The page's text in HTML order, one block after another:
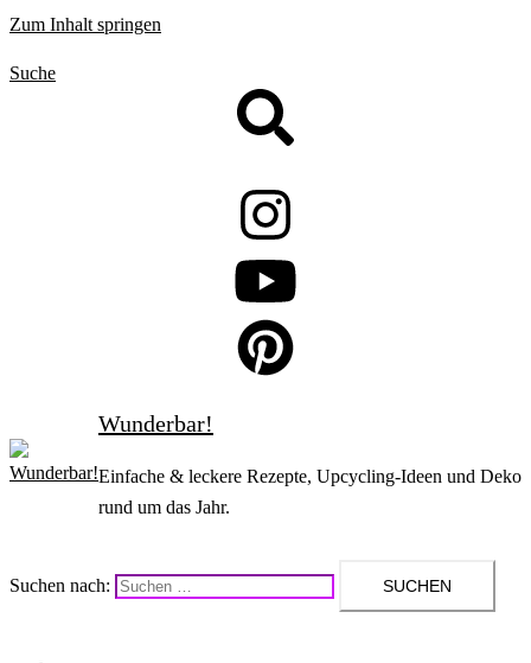
Zum Inhalt springen
Suche
Wunderbar!
Einfache & leckere Rezepte, Upcycling-Ideen und Deko
rund um das Jahr.
Suchen nach: